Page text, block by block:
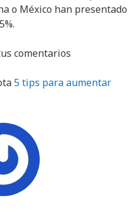
o México han presentado
comentarios
5 tips para aumentar